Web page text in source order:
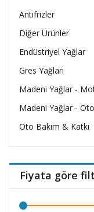
Antifrizler
Diğer Ürünler
Endüstriyel Yağlar
Gres Yağları
Madeni Yağlar -
Madeni Yağlar -
Oto Bakım & Katkı
Fiyata göre